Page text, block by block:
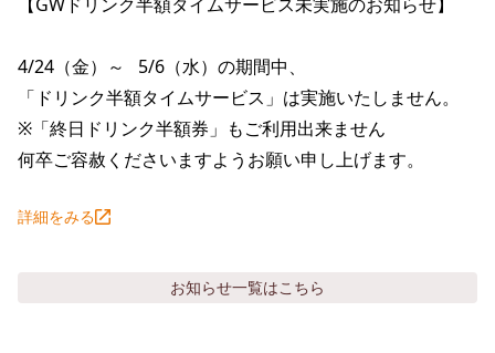
や台や
海老どて食堂
IRライブラリトップ
決算短信
有価証券報告書等法定開示資料
株主総会関連資料
IRカレンダー
株価情報
リンク集
サイトマップ
4/24（金）～   5/6（水）の期間中、
「ドリンク半額タイムサービス」は実施いたしません。
※「終日ドリンク半額券」もご利用出来ません
何卒ご容赦くださいますようお願い申し上げます。
詳細をみる
お知らせ一覧はこちら